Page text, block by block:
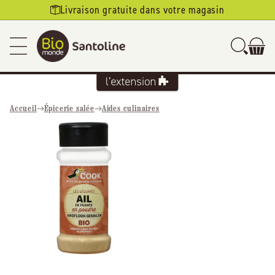
Ignorer et
passer au Livraison gratuite dans votre magasin
Accueil Épicerie salée Aides culinaires
informations